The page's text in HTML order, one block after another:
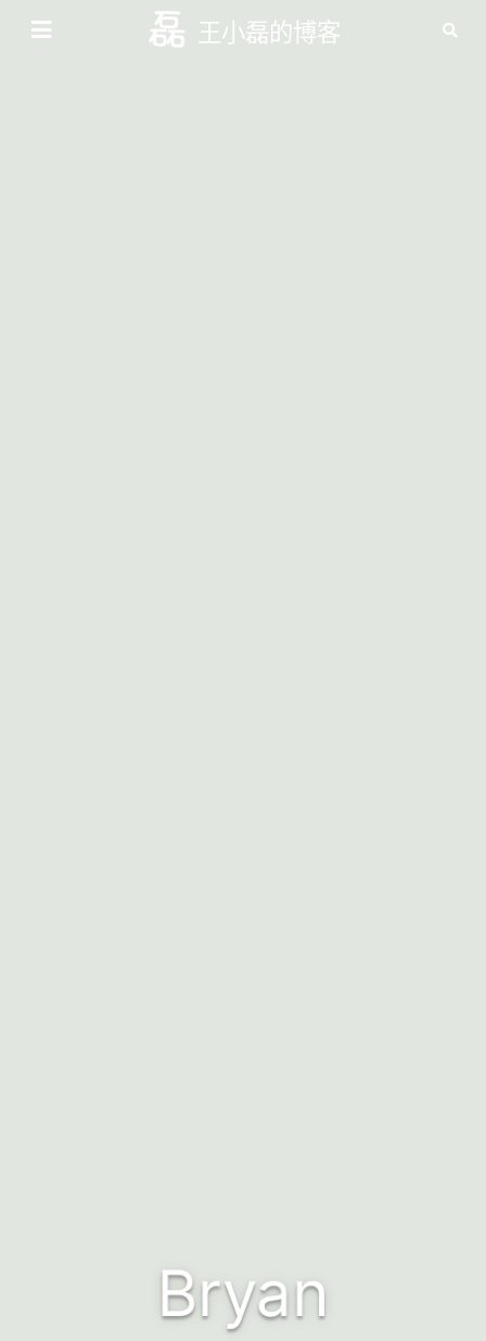
王小磊的博客
Bryan